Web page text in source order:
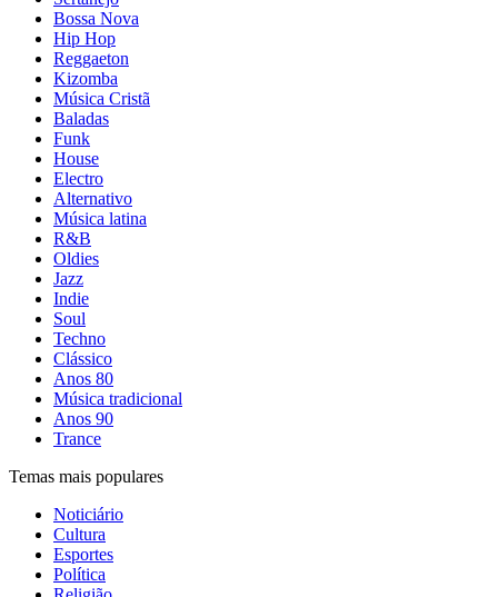
Bossa Nova
Hip Hop
Reggaeton
Kizomba
Música Cristã
Baladas
Funk
House
Electro
Alternativo
Música latina
R&B
Oldies
Jazz
Indie
Soul
Techno
Clássico
Anos 80
Música tradicional
Anos 90
Trance
Temas mais populares
Noticiário
Cultura
Esportes
Política